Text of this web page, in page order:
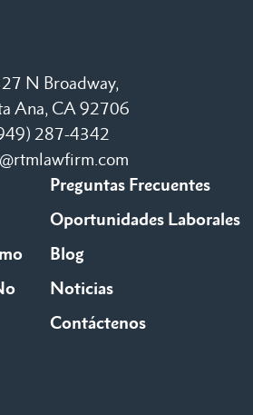
N Broadway,
Ana, CA 92706
287-4342
Preguntas Frecuentes
Oportunidades Laborales
Blog
Noticias
Contáctenos